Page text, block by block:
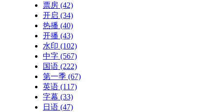
票房 (42)
开启 (34)
热播 (40)
开播 (43)
水印 (102)
中字 (567)
国语 (222)
第一季 (67)
英语 (117)
字幕 (33)
日语 (47)